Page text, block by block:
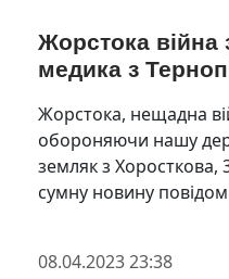
Жорстока війна
медика з
Жорстока, нещадна
обороняючи нашу
земляк з
сумну новину
08.04.2023 23:38